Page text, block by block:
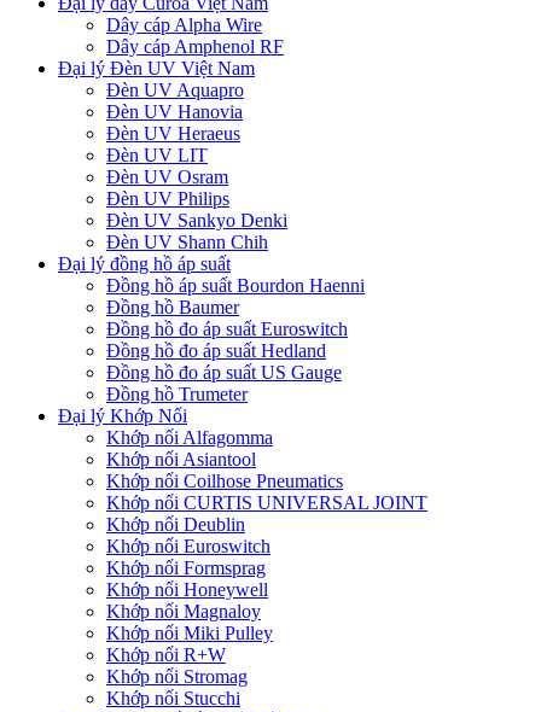
Dây cáp Alpha Wire
Dây cáp Amphenol RF
Đại lý Đèn UV Việt Nam
Đèn UV Aquapro
Đèn UV Hanovia
Đèn UV Heraeus
Đèn UV LIT
Đèn UV Osram
Đèn UV Philips
Đèn UV Sankyo Denki
Đèn UV Shann Chih
Đại lý đồng hồ áp suất
Đồng hồ áp suất Bourdon Haenni
Đồng hồ Baumer
Đồng hồ đo áp suất Euroswitch
Đồng hồ đo áp suất Hedland
Đồng hồ đo áp suất US Gauge
Đồng hồ Trumeter
Đại lý Khớp Nối
Khớp nối Alfagomma
Khớp nối Asiantool
Khớp nối Coilhose Pneumatics
Khớp nối CURTIS UNIVERSAL JOINT
Khớp nối Deublin
Khớp nối Euroswitch
Khớp nối Formsprag
Khớp nối Honeywell
Khớp nối Magnaloy
Khớp nối Miki Pulley
Khớp nối R+W
Khớp nối Stromag
Khớp nối Stucchi